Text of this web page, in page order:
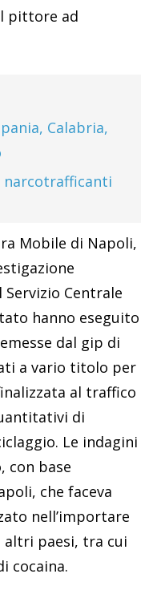
pittore ad
Calabria,
narcotrafficanti
Mobile di Napoli,
Centrale
hanno eseguito
dal gip di
a vario titolo per
al traffico
di
Le indagini
con base
che faceva
nell’importare
altri paesi, tra cui
cocaina.